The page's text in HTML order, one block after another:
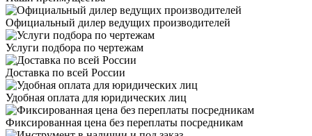
Официальный дилер ведущих производителей
Услуги подбора по чертежам
Доставка по всей России
Удобная оплата для юридических лиц
Фиксированная цена без переплаты посредникам